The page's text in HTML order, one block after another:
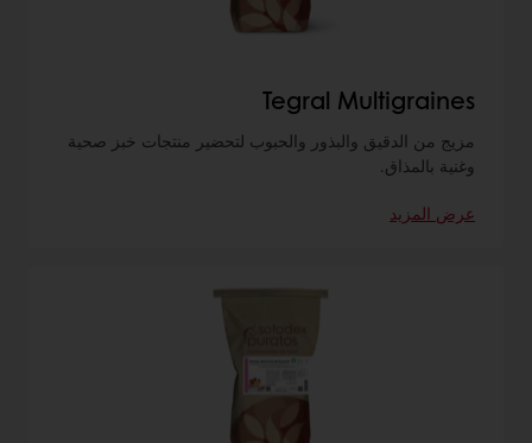
Tegral Multigraines
مزيج من الدقيق والبذور والحبوب لتحضير منتجات خبز صحية
وغنية بالمذاق.
عرض المزيد